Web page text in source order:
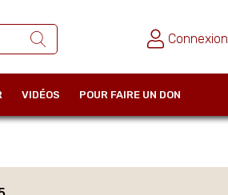
Connexion
VIDÉOS POUR FAIRE UN DON